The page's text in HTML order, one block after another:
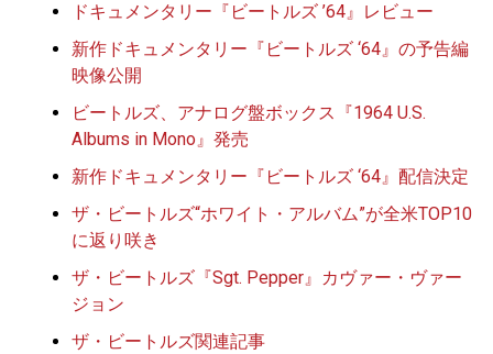
ドキュメンタリー『ビートルズ ’64』レビュー
新作ドキュメンタリー『ビートルズ ‘64』の予告編
映像公開
ビートルズ、アナログ盤ボックス『1964 U.S.
Albums in Mono』発売
新作ドキュメンタリー『ビートルズ ‘64』配信決定
ザ・ビートルズ“ホワイト・アルバム”が全米TOP10
に返り咲き
ザ・ビートルズ『Sgt. Pepper』カヴァー・ヴァー
ジョン
ザ・ビートルズ関連記事